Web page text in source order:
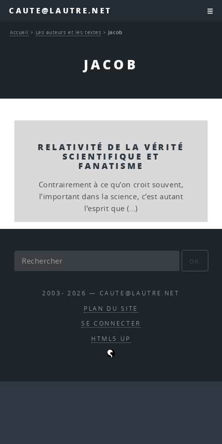
CAUTE@LAUTRE.NET
JACOB
Accueil > Les auteurs et les textes > Jacob
RELATIVITÉ DE LA VÉRITÉ
SCIENTIFIQUE ET
FANATISME
Contrairement à ce qu’on croit souvent,
l’important dans la science, c’est autant
l’esprit que (…)
OK
2003- 2026 — CAUTE@LAUTRE.NET
PLAN DU SITE
SE CONNECTER
HTML5 UP